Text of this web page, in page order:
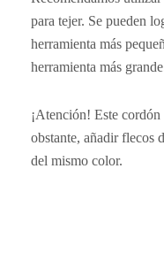
para tejer. Se pueden
herramienta más
herramienta más
¡Atención! Este
obstante, añadir flecos
del mismo color.